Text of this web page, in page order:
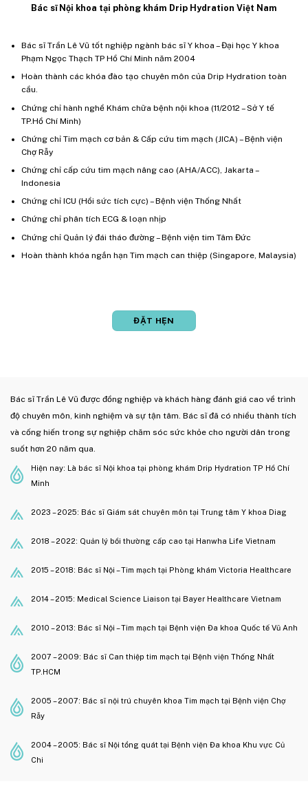
Bác sĩ Nội khoa tại phòng khám Drip Hydration Việt Nam
Bác sĩ Trần Lê Vũ tốt nghiệp ngành bác sĩ Y khoa – Đại học Y khoa
Phạm Ngọc Thạch TP Hồ Chí Minh năm 2004
Hoàn thành các khóa đào tạo chuyên môn của Drip Hydration toàn
cầu.
Chứng chỉ hành nghề Khám chữa bệnh nội khoa (11/2012 – Sở Y tế
TP.Hồ Chí Minh)
Chứng chỉ Tim mạch cơ bản & Cấp cứu tim mạch (JICA) – Bệnh viện
Chợ Rẫy
Chứng chỉ cấp cứu tim mạch nâng cao (AHA/ACC), Jakarta –
Indonesia
Chứng chỉ ICU (Hồi sức tích cực) – Bệnh viện Thống Nhất
Chứng chỉ phân tích ECG & loạn nhịp
Chứng chỉ Quản lý đái tháo đường – Bệnh viện tim Tâm Đức
Hoàn thành khóa ngắn hạn Tim mạch can thiệp (Singapore, Malaysia)
ĐẶT HẸN
Bác sĩ Trần Lê Vũ được đồng nghiệp và khách hàng đánh giá cao về trình
độ chuyên môn, kinh nghiệm và sự tận tâm. Bác sĩ đã có nhiều thành tích
và cống hiến trong sự nghiệp chăm sóc sức khỏe cho người dân trong
suốt hơn 20 năm qua.
Hiện nay: Là bác sĩ Nội khoa tại phòng khám Drip Hydration TP Hồ Chí
Minh
2023 – 2025: Bác sĩ Giám sát chuyên môn tại Trung tâm Y khoa Diag
2018 – 2022: Quản lý bồi thường cấp cao tại Hanwha Life Vietnam
2015 – 2018: Bác sĩ Nội – Tim mạch tại Phòng khám Victoria Healthcare
2014 – 2015: Medical Science Liaison tại Bayer Healthcare Vietnam
2010 – 2013: Bác sĩ Nội – Tim mạch tại Bệnh viện Đa khoa Quốc tế Vũ Anh
2007 – 2009: Bác sĩ Can thiệp tim mạch tại Bệnh viện Thống Nhất
TP.HCM
2005 – 2007: Bác sĩ nội trú chuyên khoa Tim mạch tại Bệnh viện Chợ
Rẫy
2004 – 2005: Bác sĩ Nội tổng quát tại Bệnh viện Đa khoa Khu vực Củ
Chi